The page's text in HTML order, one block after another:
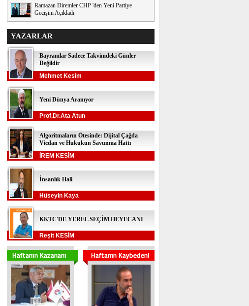
Ramazan Diremler CHP 'den Yeni Partiye
Geçişini Açıkladı
YAZARLAR
Bayramlar Sadece Takvimdeki Günler
Değildir
Mehmet Kesim
Yeni Dünya Aranıyor
Prof.Dr.Ata Atun
Algoritmaların Ötesinde: Dijital Çağda
Vicdan ve Hukukun Savunma Hattı
İREM KESİM
İnsanlık Hali
Hüseyin Kaya
KKTC'DE YEREL SEÇİM HEYECANI
Reşit KESİM